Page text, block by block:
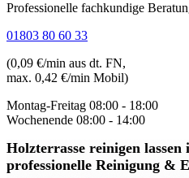
Professionelle fachkundige
01803 80 60 33
(0,09 €/min aus dt. FN,
max. 0,42 €/min Mobil)
Montag-Freitag 08:00 - 18:00
Wochenende 08:00 - 14:00
Holzterrasse reinigen
professionelle Reinigung &